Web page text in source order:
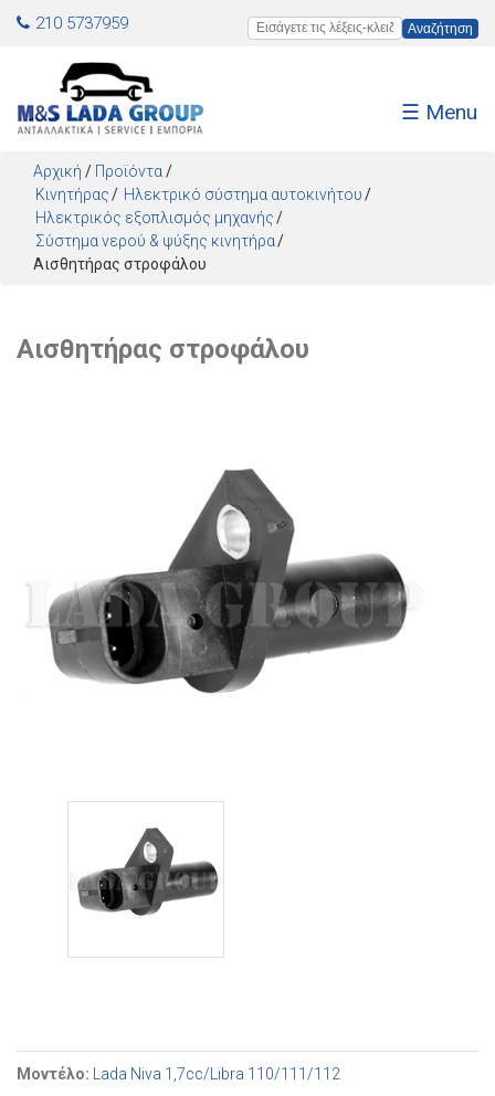
Jump to navigation
210 5737959 Εισάγετε τις λέξεις-κλειδιά
☰ Menu
Αρχική / Προϊόντα /
Κινητήρας
Ηλεκτρικό σύστημα αυτοκινήτου
Ηλεκτρικός εξοπλισμός μηχανής
Σύστημα νερού & ψύξης κινητήρα
Αισθητήρας στροφάλου
Αισθητήρας στροφάλου
Μοντέλο:
Lada Niva 1,7cc/Libra 110/111/112